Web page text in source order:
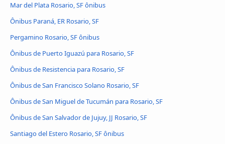
Mar del Plata Rosario, SF ônibus
Ônibus Paraná, ER Rosario, SF
Pergamino Rosario, SF ônibus
Ônibus de Puerto Iguazú para Rosario, SF
Ônibus de Resistencia para Rosario, SF
Ônibus de San Francisco Solano Rosario, SF
Ônibus de San Miguel de Tucumán para Rosario, SF
Ônibus de San Salvador de Jujuy, JJ Rosario, SF
Santiago del Estero Rosario, SF ônibus